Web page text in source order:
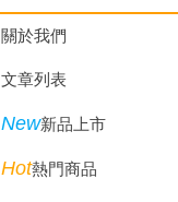
關於我們
文章列表
New新品上市
Hot熱門商品